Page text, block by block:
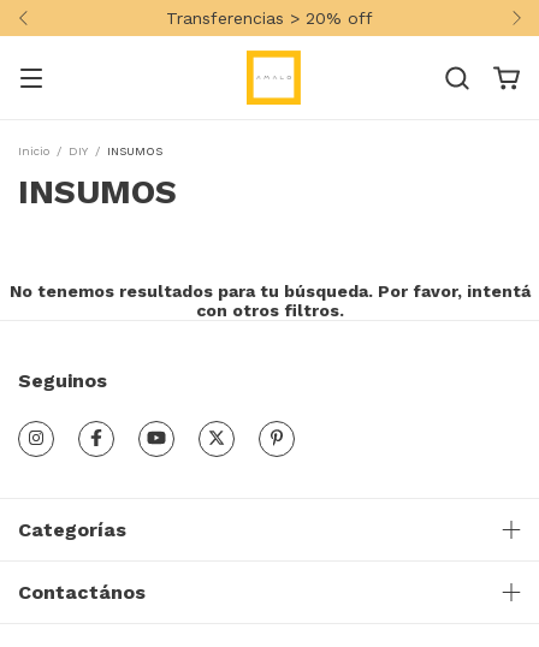
Transferencias > 20% off
Inicio / DIY / INSUMOS
INSUMOS
No tenemos resultados para tu búsqueda. Por favor, intentá
con otros filtros.
Seguinos
Categorías
Contactános